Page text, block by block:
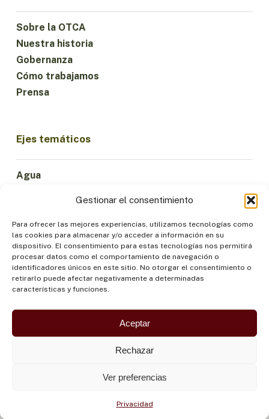
Gestionar el consentimiento
Para ofrecer las mejores experiencias, utilizamos tecnologías como
las cookies para almacenar y/o acceder a información en su
dispositivo. El consentimiento para estas tecnologías nos permitirá
procesar datos como el comportamiento de navegación o
identificadores únicos en este sitio. No otorgar el consentimiento o
retirarlo puede afectar negativamente a determinadas
características y funciones.
Aceptar
Rechazar
Ver preferencias
Privacidad
Sobre la OTCA
Nuestra historia
Gobernanza
Cómo trabajamos
Prensa
Ejes temáticos
Agua
Economía Sostenible
Bosques y Biodiversidad
Institucionalidad
Participación
Pueblos Indígenas
POLÍTICA DE PRIVACIDAD